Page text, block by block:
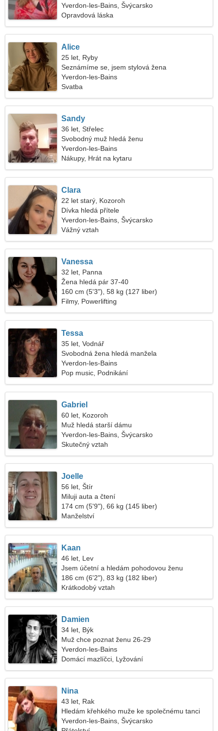
Yverdon-les-Bains, Švýcarsko
Opravdová láska
Alice
25 let, Ryby
Seznámíme se, jsem stylová žena
Yverdon-les-Bains
Svatba
Sandy
36 let, Střelec
Svobodný muž hledá ženu
Yverdon-les-Bains
Nákupy, Hrát na kytaru
Clara
22 let starý, Kozoroh
Dívka hledá přítele
Yverdon-les-Bains, Švýcarsko
Vážný vztah
Vanessa
32 let, Panna
Žena hledá pár 37-40
160 cm (5'3"), 58 kg (127 liber)
Filmy, Powerlifting
Tessa
35 let, Vodnář
Svobodná žena hledá manžela
Yverdon-les-Bains
Pop music, Podnikání
Gabriel
60 let, Kozoroh
Muž hledá starší dámu
Yverdon-les-Bains, Švýcarsko
Skutečný vztah
Joelle
56 let, Štír
Miluji auta a čtení
174 cm (5'9"), 66 kg (145 liber)
Manželství
Kaan
46 let, Lev
Jsem účetní a hledám pohodovou ženu
186 cm (6'2"), 83 kg (182 liber)
Krátkodobý vztah
Damien
34 let, Býk
Muž chce poznat ženu 26-29
Yverdon-les-Bains
Domácí mazlíčci, Lyžování
Nina
43 let, Rak
Hledám křehkého muže ke společnému tanci
Yverdon-les-Bains, Švýcarsko